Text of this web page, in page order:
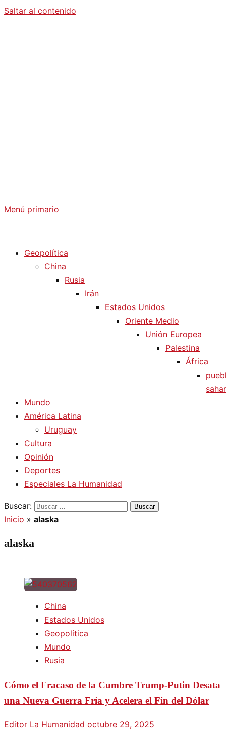
Saltar al contenido
Menú primario
Geopolítica
China
Rusia
Irán
Estados Unidos
Oriente Medio
Unión Europea
Palestina
África
Mundo
América Latina
Uruguay
Cultura
Opinión
Deportes
Especiales La Humanidad
Buscar:
Inicio » alaska
alaska
China
Estados Unidos
Geopolítica
Mundo
Rusia
Cómo el Fracaso de la Cumbre Trump-Putin Desata
una Nueva Guerra Fría y Acelera el Fin del Dólar
Editor La Humanidad octubre 29, 2025